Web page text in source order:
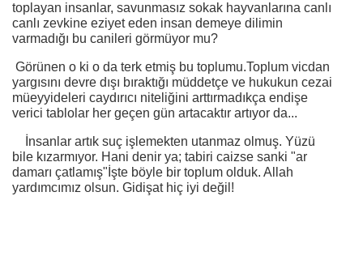
toplayan insanlar, savunmasız sokak hayvanlarına canlı
canlı zevkine eziyet eden insan demeye dilimin
varmadığı bu canileri görmüyor mu?
Görünen o ki o da terk etmiş bu toplumu.Toplum vicdan
yargısını devre dışı bıraktığı müddetçe ve hukukun cezai
müeyyideleri caydırıcı niteliğini arttırmadıkça endişe
verici tablolar her geçen gün artacaktır artıyor da...
İnsanlar artık suç işlemekten utanmaz olmuş. Yüzü
bile kızarmıyor. Hani denir ya; tabiri caizse sanki "ar
damarı çatlamış"İşte böyle bir toplum olduk. Allah
yardımcımız olsun. Gidişat hiç iyi değil!